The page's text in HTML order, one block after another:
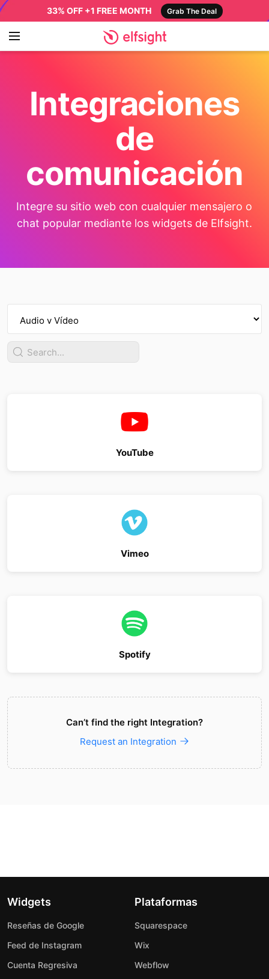
33% OFF +1 FREE MONTH Grab The Deal
Integraciones
de
comunicación
Integre su sitio web con cualquier mensajero o
chat popular mediante los widgets de Elfsight.
YouTube
Vimeo
Spotify
Can’t find the right Integration?
Request an Integration
Widgets
Reseñas de Google
Feed de Instagram
Cuenta Regresiva
Plataformas
Squarespace
Wix
Webflow